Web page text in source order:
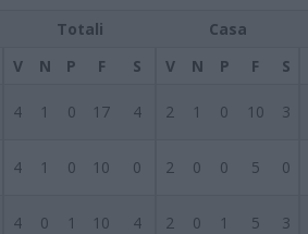
Totali Casa
V N P F S V N P F S
4 1 0 17 4 2 1 0 10 3
4 1 0 10 0 2 0 0 5 0
4 0 1 10 4 2 0 1 5 3